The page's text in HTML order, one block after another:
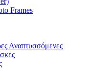
Frames
Αναπτυσσόμενες